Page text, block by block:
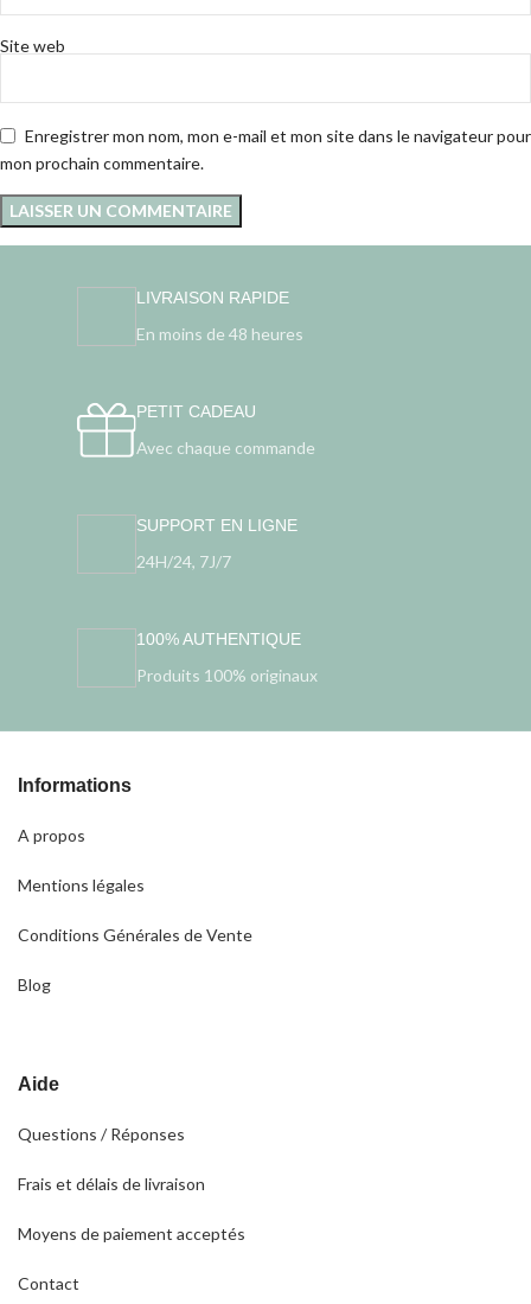
Site web
Enregistrer mon nom, mon e-mail et mon site dans le navigateur pour
mon prochain commentaire.
LIVRAISON RAPIDE
En moins de 48 heures
PETIT CADEAU
Avec chaque commande
SUPPORT EN LIGNE
24H/24, 7J/7
100% AUTHENTIQUE
Produits 100% originaux
Informations
A propos
Mentions légales
Conditions Générales de Vente
Blog
Aide
Questions / Réponses
Frais et délais de livraison
Moyens de paiement acceptés
Contact